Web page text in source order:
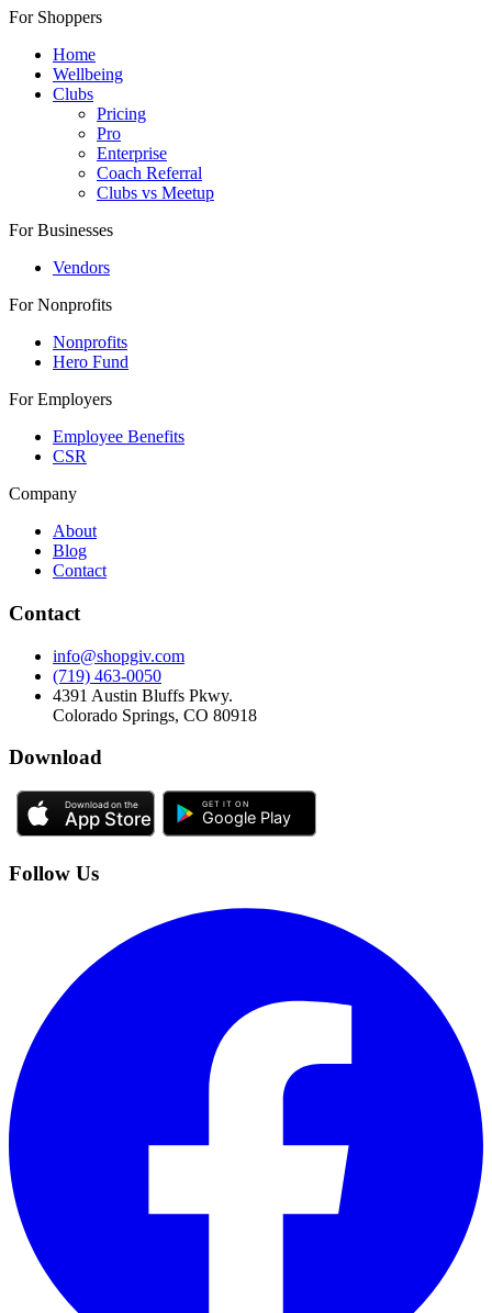
For Shoppers
Home
Wellbeing
Clubs
Pricing
Pro
Enterprise
Coach Referral
Clubs vs Meetup
For Businesses
Vendors
For Nonprofits
Nonprofits
Hero Fund
For Employers
Employee Benefits
CSR
Company
About
Blog
Contact
Contact
info@shopgiv.com
(719) 463-0050
4391 Austin Bluffs Pkwy.
Colorado Springs, CO 80918
Download
Follow Us